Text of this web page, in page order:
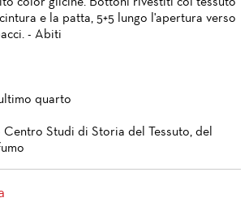
color glicine. Bottoni rivestiti col tessuto
e la patta, 5+5 lungo l'apertura verso
- Abiti
ultimo quarto
Centro Studi di Storia del Tessuto, del